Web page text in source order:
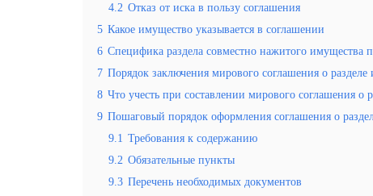
4.2 Отказ от иска в пользу соглашения
5 Какое имущество указывается в соглашении
6 Специфика раздела совместно нажитого имущества
7 Порядок заключения мирового соглашения о разделе
8 Что учесть при составлении мирового соглашения о
9 Пошаговый порядок оформления соглашения о
9.1 Требования к содержанию
9.2 Обязательные пункты
9.3 Перечень необходимых документов